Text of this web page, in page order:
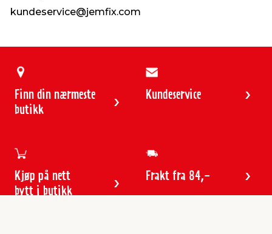
kundeservice@jemfix.com
Finn din nærmeste
butikk
Kundeservice
Kjøp på nett
bytt i butikk
Frakt fra 84,-